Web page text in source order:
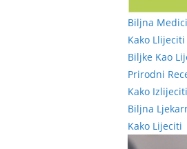
Biljna
Kako
Biljke Kao
Prirodni
Kako
Biljna
Kako Lijeciti